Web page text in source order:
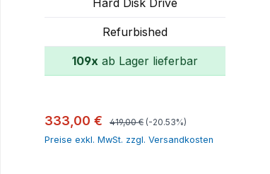
Refurbished
109x ab Lager lieferbar
Verkaufspreis:
333,00 € Regulärer Preis:
419,00 € (-20.53%)
Preise exkl. MwSt. zzgl. Versandkosten
In den Warenkorb